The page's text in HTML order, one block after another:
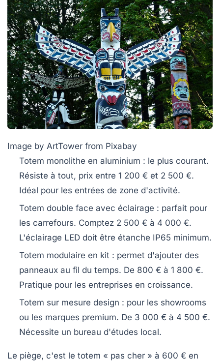
Image by ArtTower from Pixabay
Totem monolithe en aluminium : le plus courant.
Résiste à tout, prix entre 1 200 € et 2 500 €.
Idéal pour les entrées de zone d'activité.
Totem double face avec éclairage : parfait pour
les carrefours. Comptez 2 500 € à 4 000 €.
L'éclairage LED doit être étanche IP65 minimum.
Totem modulaire en kit : permet d'ajouter des
panneaux au fil du temps. De 800 € à 1 800 €.
Pratique pour les entreprises en croissance.
Totem sur mesure design : pour les showrooms
ou les marques premium. De 3 000 € à 4 500 €.
Nécessite un bureau d'études local.
Le piège, c'est le totem « pas cher » à 600 € en